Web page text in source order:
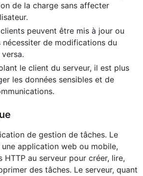
de la charge sans affecter
peuvent être mis à jour ou
nécessiter de modifications du
le client du serveur, il est plus
les données sensibles et de
de gestion de tâches. Le
application web ou mobile,
HTTP au serveur pour créer, lire,
des tâches. Le serveur, quant